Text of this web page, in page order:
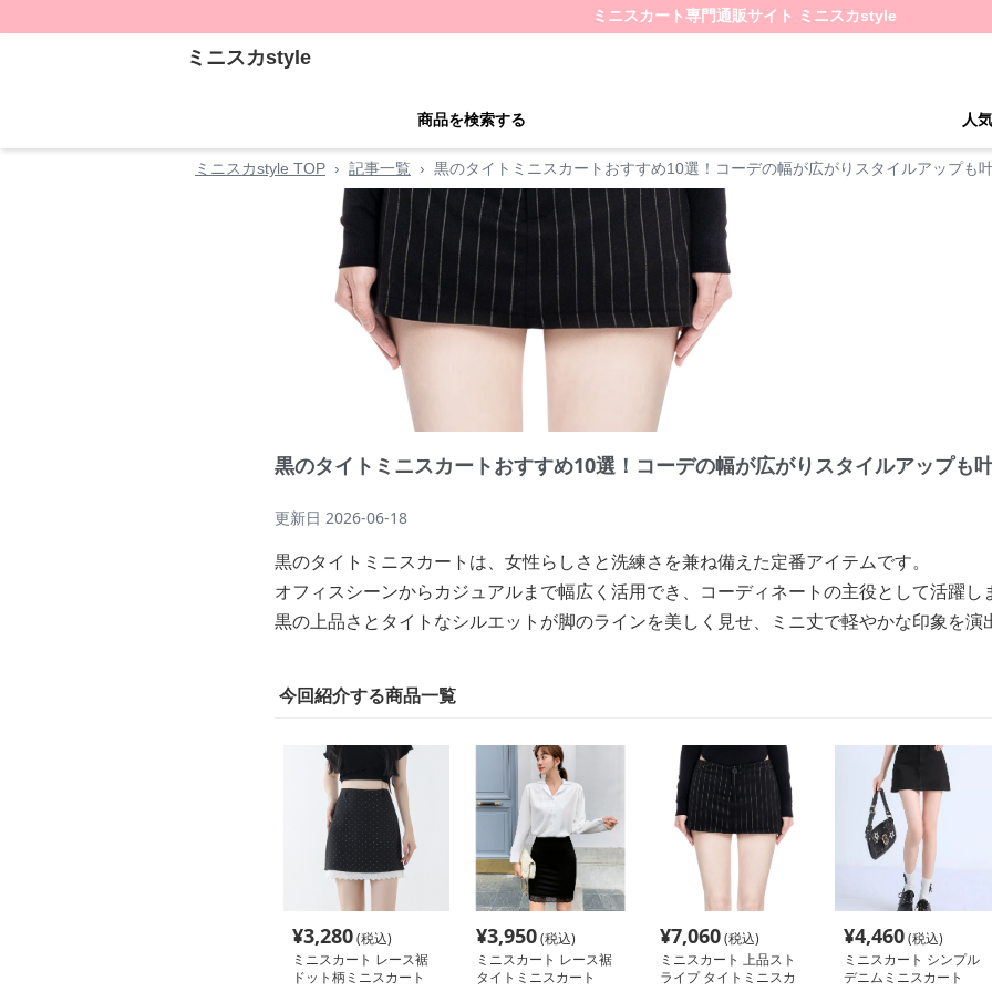
ミニスカート専門通販サイト ミニスカstyle
ミニスカstyle
商品を検索する 人
ミニスカstyle TOP › 記事一覧 › 黒のタイトミニスカートおすすめ10選！コーデの幅が広がりスタイルアップも
黒のタイトミニスカートおすすめ10選！コーデの幅が広がりスタイルアップも
更新日 2026-06-18
黒のタイトミニスカートは、女性らしさと洗練さを兼ね備えた定番アイテムです。
オフィスシーンからカジュアルまで幅広く活用でき、コーディネートの主役として活躍し
黒の上品さとタイトなシルエットが脚のラインを美しく見せ、ミニ丈で軽やかな印象を演
今回紹介する商品一覧
¥3,280(税込)
ミニスカート レース裾
ドット柄ミニスカート
¥3,950(税込)
ミニスカート レース裾
タイトミニスカート
¥7,060(税込)
ミニスカート 上品スト
ライプ タイトミニスカ
¥4,460(税込)
ミニスカート シンプル
デニムミニスカート